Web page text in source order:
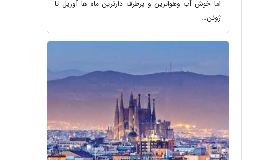
اما خوش آب وهواترین و پرطرف دارترین ماه ها آوریل تا
ژوئن...